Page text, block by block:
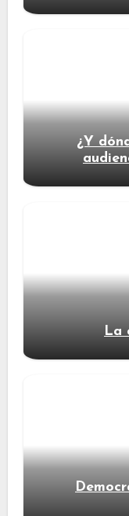
¿Y
La